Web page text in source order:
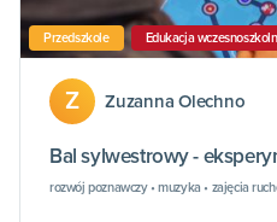
Przedszkole Edukacja
Z Zuzanna Olechno
Bal sylwestrowy -
rozwój poznawczy • muzyka • zajęcia